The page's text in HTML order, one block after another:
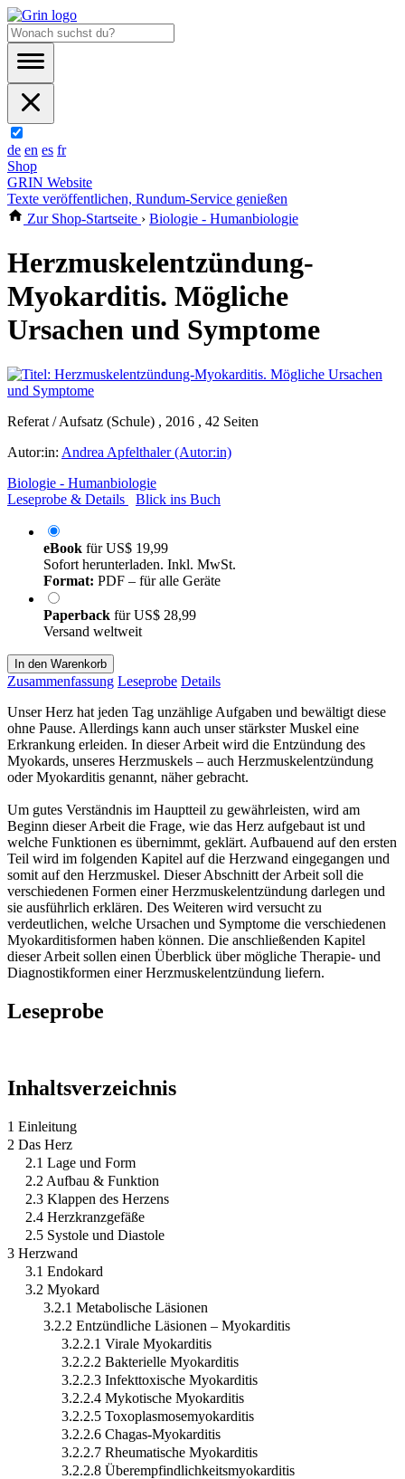
de en es fr
Shop
GRIN Website
Texte veröffentlichen, Rundum-Service genießen
Zur Shop-Startseite › Biologie - Humanbiologie
Herzmuskelentzündung-
Myokarditis. Mögliche
Ursachen und Symptome
Referat / Aufsatz (Schule) , 2016 , 42 Seiten
Autor:in: Andrea Apfelthaler (Autor:in)
Biologie - Humanbiologie
Leseprobe & Details
Blick ins Buch
eBook fürUS$ 19,99
Sofort herunterladen. Inkl. MwSt.
Format: PDF – für alle Geräte
Paperback fürUS$ 28,99
Versand weltweit
In den Warenkorb
Zusammenfassung Leseprobe Details
Unser Herz hat jeden Tag unzählige Aufgaben und bewältigt diese
ohne Pause. Allerdings kann auch unser stärkster Muskel eine
Erkrankung erleiden. In dieser Arbeit wird die Entzündung des
Myokards, unseres Herzmuskels – auch Herzmuskelentzündung
oder Myokarditis genannt, näher gebracht.
Um gutes Verständnis im Hauptteil zu gewährleisten, wird am
Beginn dieser Arbeit die Frage, wie das Herz aufgebaut ist und
welche Funktionen es übernimmt, geklärt. Aufbauend auf den ersten
Teil wird im folgenden Kapitel auf die Herzwand eingegangen und
somit auf den Herzmuskel. Dieser Abschnitt der Arbeit soll die
verschiedenen Formen einer Herzmuskelentzündung darlegen und
sie ausführlich erklären. Des Weiteren wird versucht zu
verdeutlichen, welche Ursachen und Symptome die verschiedenen
Myokarditisformen haben können. Die anschließenden Kapitel
dieser Arbeit sollen einen Überblick über mögliche Therapie- und
Diagnostikformen einer Herzmuskelentzündung liefern.
Leseprobe
Inhaltsverzeichnis
1 Einleitung
2 Das Herz
2.1 Lage und Form
2.2 Aufbau & Funktion
2.3 Klappen des Herzens
2.4 Herzkranzgefäße
2.5 Systole und Diastole
3 Herzwand
3.1 Endokard
3.2 Myokard
3.2.1 Metabolische Läsionen
3.2.2 Entzündliche Läsionen – Myokarditis
3.2.2.1 Virale Myokarditis
3.2.2.2 Bakterielle Myokarditis
3.2.2.3 Infekttoxische Myokarditis
3.2.2.4 Mykotische Myokarditis
3.2.2.5 Toxoplasmosemyokarditis
3.2.2.6 Chagas-Myokarditis
3.2.2.7 Rheumatische Myokarditis
3.2.2.8 Überempfindlichkeitsmyokarditis